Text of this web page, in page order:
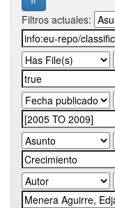
Filtros actuales: